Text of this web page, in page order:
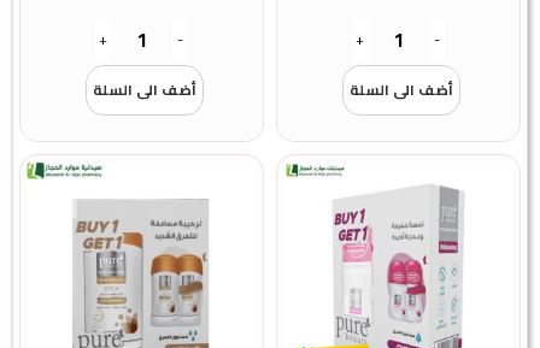
-
+
أضف الى السلة
-
+
أضف الى السلة